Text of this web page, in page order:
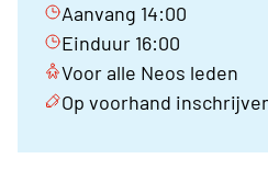
Aanvang 14:00
Einduur 16:00
Voor alle Neos leden
Op voorhand